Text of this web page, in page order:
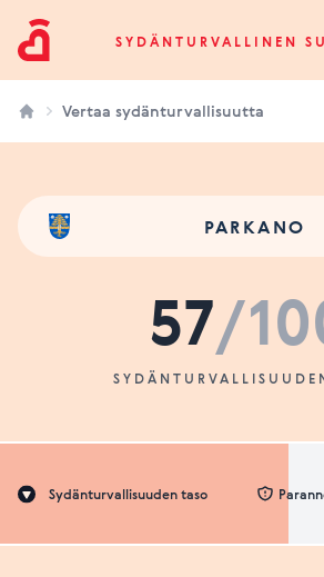
Sydänturvallinen SuomiSYDÄNTURVALLINEN
Vertaa sydänturvallisuutta
PARKANO
57/
Sydänturvallisuuden taso